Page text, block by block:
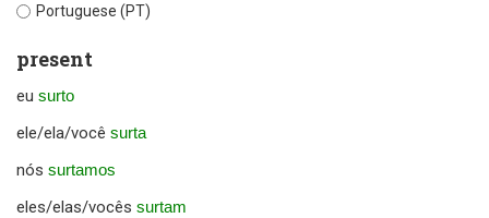
Portuguese (PT)
present
eu surto
ele/ela/você surta
nós surtamos
eles/elas/vocês surtam